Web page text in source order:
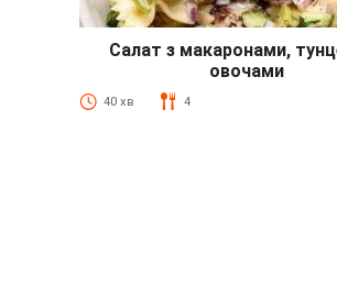
Салат з макаронами,
овочами
40 хв 4